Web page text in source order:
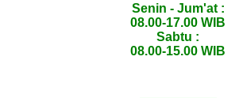
Senin - Jum'at :
08.00-17.00 WIB
Sabtu :
08.00-15.00 WIB